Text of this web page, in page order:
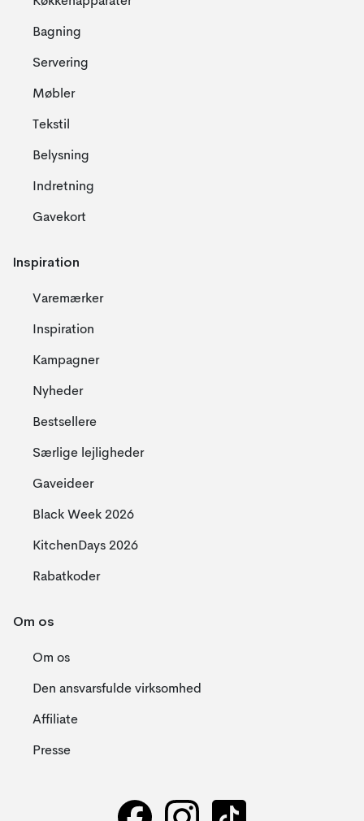
Bagning
Servering
Møbler
Tekstil
Belysning
Indretning
Gavekort
Inspiration
Varemærker
Inspiration
Kampagner
Nyheder
Bestsellere
Særlige lejligheder
Gaveideer
Black Week 2026
KitchenDays 2026
Rabatkoder
Om os
Om os
Den ansvarsfulde virksomhed
Affiliate
Presse